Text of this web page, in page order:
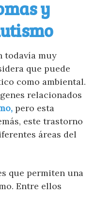
y
todavía muy
que puede
como ambiental.
relacionados
pero esta
este trastorno
áreas del
que permiten una
Entre ellos